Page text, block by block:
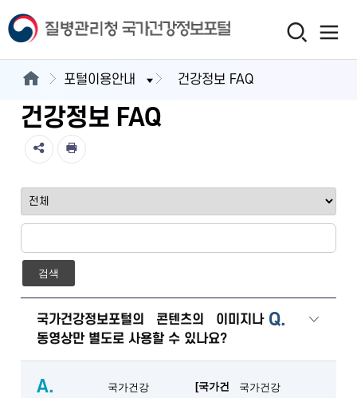
포털이용안내 건강정보 FAQ
건강정보 FAQ
검색
Q.
국가건강정보포털의 콘텐츠의 이미지나
동영상만 별도로 사용할 수 있나요?
A.
국가건강
[국가건
국가건강